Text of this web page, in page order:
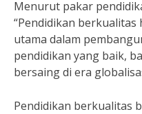
Menurut pakar
“Pendidikan
utama dalam
pendidikan yang baik,
bersaing di era
Pendidikan berkualitas